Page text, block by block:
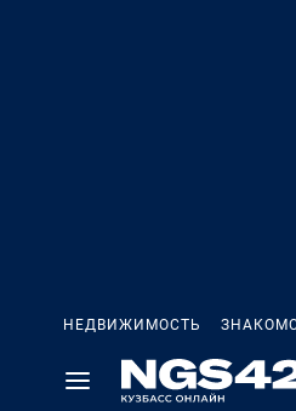
НЕДВИЖИМОСТЬ